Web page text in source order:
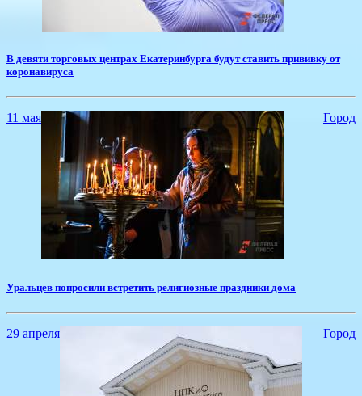
​В девяти торговых центрах Екатеринбурга будут ставить прививку от
коронавируса
11 мая Город
​Уральцев попросили встретить религиозные праздники дома
29 апреля Город